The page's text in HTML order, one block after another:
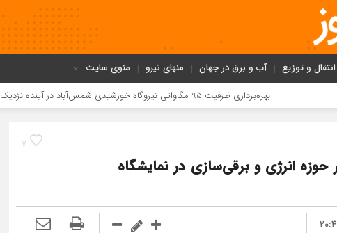
انتقال و توزیع آب و برق در جهان منهای نیرو منوی سایت
بهره‌برداری ظرفیت 95 مگاواتی نیروگاه خورشیدی شمس‌آباد در آینده نزدیک افزایش 60 مگاواتی ظرفیت تولید نیروگاه رامین برای تابستان امسال
7
از ۲ دستاورد در حوزه انرژی و برقی‌سازی در نمایشگاه